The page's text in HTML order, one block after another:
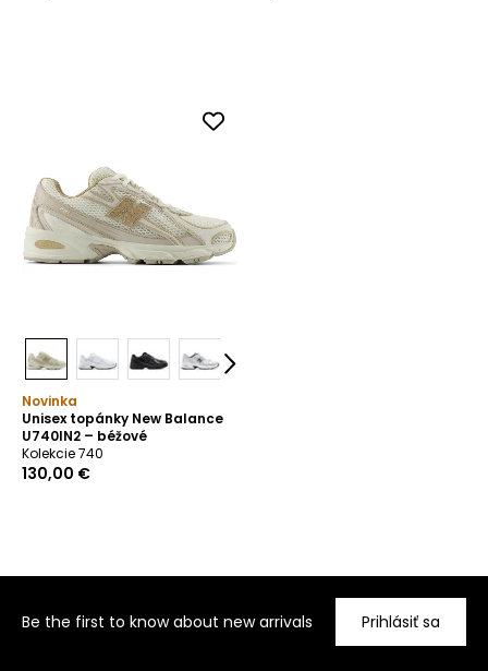
Novinka
Unisex topánky New Balance
U740IN2 – béžové
Kolekcie 740
130,00 €
Be the first to know about new arrivals Prihlásiť sa